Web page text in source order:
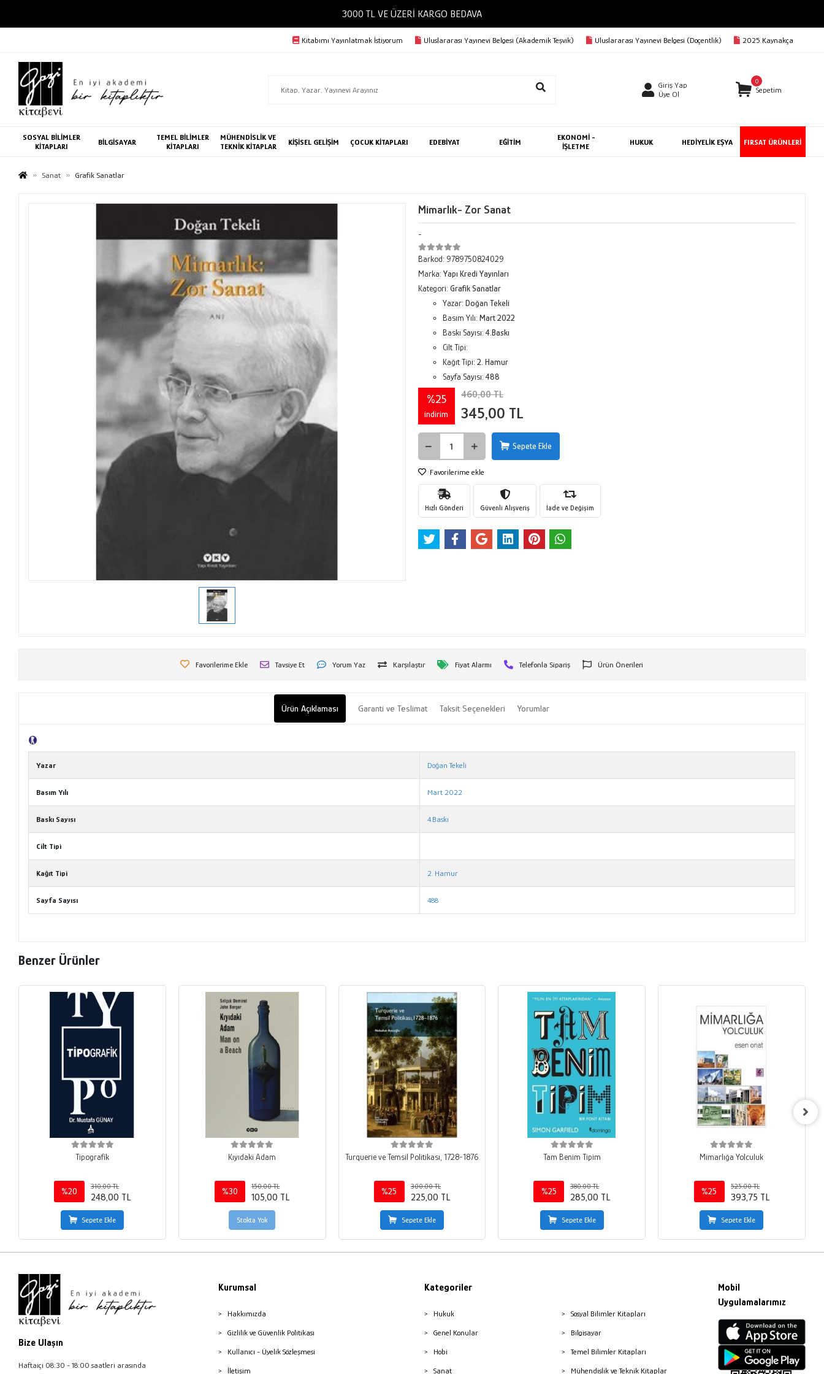
3000 TL VE ÜZERİ KARGO BEDAVA
Kitabımı Yayınlatmak İstiyorum Uluslararası Yayınevi Belgesi (Akademik Teşvik) Uluslararası Yayınevi Belgesi (Doçentlik) 2025 Kaynakça
Giriş Yap
Üye Ol
0
Sepetim
SOSYAL BİLİMLER
KİTAPLARI
BİLGİSAYAR
TEMEL BİLİMLER
KİTAPLARI
MÜHENDİSLİK VE
TEKNİK KİTAPLAR
KİŞİSEL GELİŞİM ÇOCUK KİTAPLARI EDEBİYAT EĞİTİM
EKONOMİ -
İŞLETME
HUKUK HEDİYELİK EŞYA FIRSAT ÜRÜNLERİ
Sanat Grafik Sanatlar
Mimarlık- Zor Sanat
-
Barkod: 9789750824029
Marka: Yapı Kredi Yayınları
Kategori: Grafik Sanatlar
Yazar: Doğan Tekeli
Basım Yılı: Mart 2022
Baskı Sayısı:4.Baskı
Cilt Tipi:
Kağıt Tipi: 2. Hamur
Sayfa Sayısı:488
%25
indirim
460,00 TL
345,00 TL
Sepete Ekle
Favorilerime ekle
Hızlı Gönderi Güvenli Alışveriş İade ve Değişim
Favorilerime Ekle Tavsiye Et Yorum Yaz Karşılaştır Fiyat Alarmı Telefonla Sipariş Ürün Önerileri
Ürün Açıklaması Garanti ve Teslimat Taksit Seçenekleri Yorumlar
Yazar Doğan Tekeli
Basım Yılı Mart 2022
Baskı Sayısı 4.Baskı
Cilt Tipi
Kağıt Tipi 2. Hamur
Sayfa Sayısı 488
Benzer Ürünler
Tipografik
%20
310,00 TL
248,00 TL
Sepete Ekle
Kıyıdaki Adam
%30
150,00 TL
105,00 TL
Stokta Yok
Turquerie ve Temsil Politikası, 1728-1876
%25
300,00 TL
225,00 TL
Sepete Ekle
Tam Benim Tipim
%25
380,00 TL
285,00 TL
Sepete Ekle
Mimarlığa Yolculuk
%25
525,00 TL
393,75 TL
Sepete Ekle
Bize Ulaşın
Haftaiçi 08:30 - 18:00 saatleri arasında
Kurumsal
Hakkımızda
Gizlilik ve Güvenlik Politikası
Kullanıcı - Üyelik Sözleşmesi
İletişim
Kategoriler
Hukuk
Genel Konular
Hobi
Sanat
Sosyal Bilimler Kitapları
Bilgisayar
Temel Bilimler Kitapları
Mühendislik ve Teknik Kitaplar
Mobil
Uygulamalarımız